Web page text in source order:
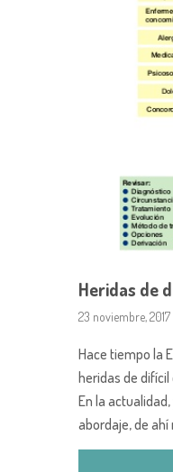
Heridas de
23 noviembre, 2017
Hace tiempo la
heridas de
En la
abordaje, de